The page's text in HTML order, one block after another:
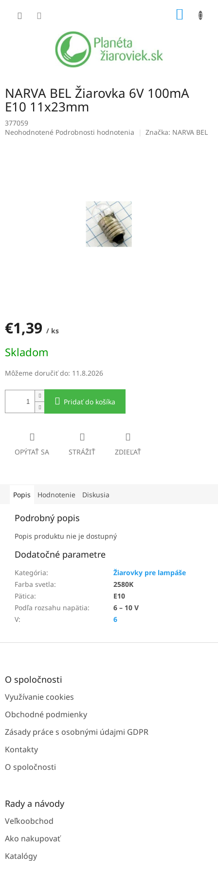
NARVA BEL Žiarovka 6V 100mA
E10 11x23mm
377059
Priemerné
Neohodnotené Podrobnosti hodnotenia Značka: NARVA BEL
€1,39 / ks
cena:
Skladom
Môžeme doručiť do: 11.8.2026
Pridať do košíka
OPÝTAŤ SA STRÁŽIŤ ZDIEĽAŤ
Popis Hodnotenie Diskusia
Podrobný popis
Popis produktu nie je dostupný
Dodatočné parametre
Kategória:
Žiarovky pre lampáše
Farba svetla:
2580K
Pätica:
E10
Podľa rozsahu napätia:
6 – 10 V
V: 6
Z
O spoločnosti
Využívanie cookies
Obchodné podmienky
Zásady práce s osobnými údajmi GDPR
Kontakty
O spoločnosti
Rady a návody
Veľkoobchod
Ako nakupovať
Katalógy